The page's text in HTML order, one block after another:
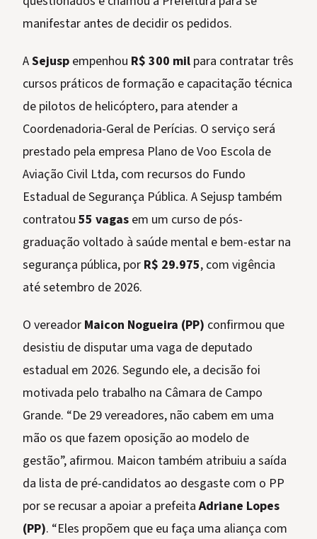
manifestar antes de decidir os pedidos.
ASejusp empenhou R$ 300 mil para contratar três
cursos práticos de formação e capacitação técnica
de pilotos de helicóptero, para atender a
Coordenadoria-Geral de Perícias. O serviço será
prestado pela empresa Plano de Voo Escola de
Aviação Civil Ltda, com recursos do Fundo
Estadual de Segurança Pública. A Sejusp também
contratou 55 vagas em um curso de pós-
graduação voltado à saúde mental e bem-estar na
segurança pública, por R$ 29.975, com vigência
até setembro de 2026.
O vereador Maicon Nogueira (PP) confirmou que
desistiu de disputar uma vaga de deputado
estadual em 2026. Segundo ele, a decisão foi
motivada pelo trabalho na Câmara de Campo
Grande. “De 29 vereadores, não cabem em uma
mão os que fazem oposição ao modelo de
gestão”, afirmou. Maicon também atribuiu a saída
da lista de pré-candidatos ao desgaste com o PP
por se recusar a apoiar a prefeitaAdriane Lopes
(PP). “Eles propõem que eu faça uma aliança com